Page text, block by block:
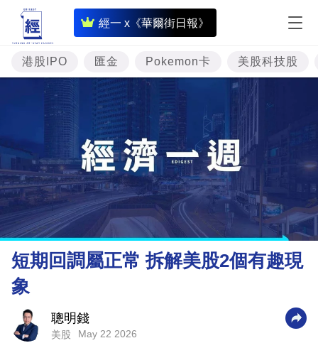
經一 x《華爾街日報》
即
時
財
經
專
題
投
資
樓
市
理
財
科
港股IPO 匯金 Pokemon卡 美股科技股
短期回調屬正常 拆解美股2個有趣現
象
聰明錢
美股 May 22 2026